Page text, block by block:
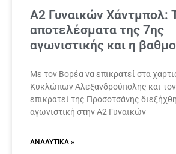
Α2 Γυναικών Χάντμπολ:
αποτελέσματα της 7ης
αγωνιστικής και η
Με τον Βορέα να επικρατεί στα
Κυκλώπων Αλεξανδρούπολης και
επικρατεί της Προσοτσάνης
αγωνιστική στην Α2 Γυναικών
ΑΝΑΛΥΤΙΚΆ »